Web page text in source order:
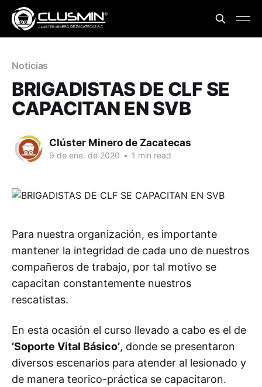
Noticias
BRIGADISTAS DE CLF SE
CAPACITAN EN SVB
Clúster Minero de Zacatecas
9 de ene. de 2020 • 1 min read
Para nuestra organización, es importante
mantener la integridad de cada uno de nuestros
compañeros de trabajo, por tal motivo se
capacitan constantemente nuestros
rescatistas.
En esta ocasión el curso llevado a cabo es el de
‘Soporte Vital Básico’, donde se presentaron
diversos escenarios para atender al lesionado y
de manera teorico-práctica se capacitaron.